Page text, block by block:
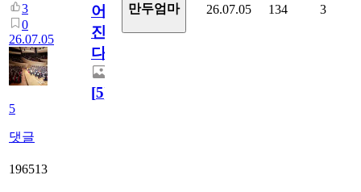
3
0
26.07.05
5
댓글
어
진
다.
[5]
만두엄마 26.07.05 134 3
196513